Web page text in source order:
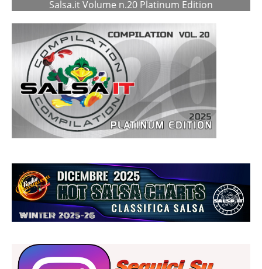
Salsa.it Volume n.20 Platinum Edition